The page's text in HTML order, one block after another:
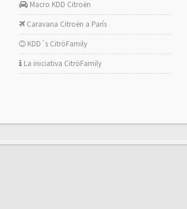
Macro KDD Citroën
Caravana Citroën a París
KDD´s CitröFamily
La iniciativa CitröFamily